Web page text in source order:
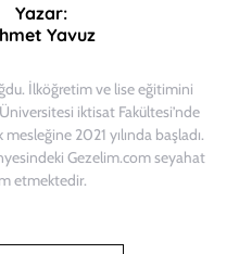
Yazar:
Yavuz
İlköğretim ve lise eğitimini
iktisat Fakültesi’nde
2021 yılında başladı.
Gezelim.com seyahat
etmektedir.